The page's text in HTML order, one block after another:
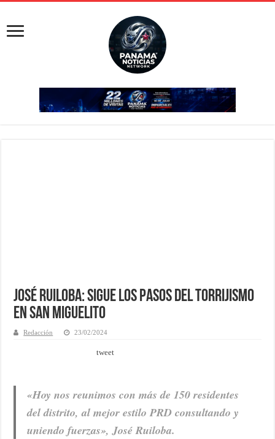
José Ruiloba: Sigue los pasos del Torrijismo
en San Miguelito
Redacción 23/02/2024
tweet
«Hoy nos reunimos con más de 150 residentes
del distrito, al mejor estilo PRD consultando y
uniendo fuerzas», José Ruiloba.